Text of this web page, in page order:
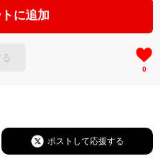
に追加
0
ポストして応援する